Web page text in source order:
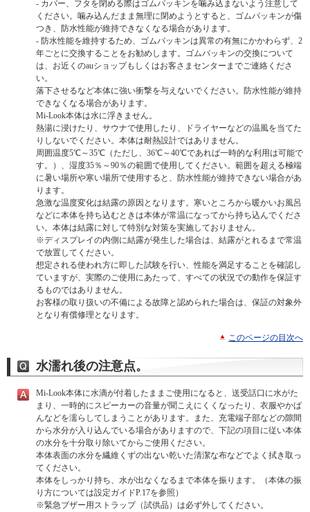
- カバー、フタを閉める際はゴムパッキンを噛み込まないよう注意して
ください。噛み込んだまま無理に閉めようとすると、ゴムパッキンが傷
つき、防水性能が維持できなくなる場合があります。
- 防水性能を維持するため、ゴムパッキンは異常の有無にかかわらず、2
年ごとに交換することをお勧めします。ゴムパッキンの交換について
は、お近くのauショップもしくはお客さまセンターまでご連絡くださ
い。
落下させるなど本体に強い衝撃を与えないでください。防水性能が維持
できなくなる場合があります。
Mi-Look本体は水に浮きません。
熱湯に浸けたり、サウナで使用したり、ドライヤーなどの温風を当てた
りしないでください。本体は耐熱設計ではありません。
周囲温度5℃～35℃（ただし、36℃～40℃であれば一時的な利用は可能で
す。）、湿度35％～90％の範囲で使用してください。範囲を超える極端
に暑い場所や寒い場所で使用すると、防水性能が維持できない場合があ
ります。
急激な温度変化は結露の原因となります。寒いところから暖かいお風呂
などに本体を持ち込むときは本体が常温になってから持ち込んでくださ
い。本体は結露に対して特別な対策を実施しておりません。
※ディスプレイの内側に結露が発生した場合は、結露がとれるまで常温
で放置してください。
想定される使われ方に即した試験を行い、性能を満足することを確認し
ていますが、実際のご使用にあたって、すべての状況での動作を保証す
るものではありません。
お客様の取り扱いの不備による故障と認められた場合は、保証の対象外
となり有償修理となります。
このページの目次へ
水濡れ後の注意点。
Mi-Look本体に水滴が付着したままご使用になると、送受話口に水がた
まり、一時的にスピーカーの音量が聞こえにくくなったり、衣服やかば
んなどを濡らしてしまうことがあります。また、充電端子部などの隙間
から水分が入り込んでいる場合がありますので、下記の項目に従い本体
の水分を十分取り除いてからご使用ください。
本体表面の水分を繊維くずの出ない乾いた清潔な布などでよく拭き取っ
てください。
本体をしっかり持ち、水が出なくなるまで本体を振ります。（本体の振
り方については設定ガイドP.17を参照）
※緊急ブザー用ストラップ（試供品）は必ず外してください。